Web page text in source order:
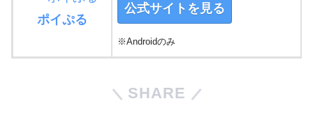
ポイぷる
公式サイトを見る
※Androidのみ
SHARE